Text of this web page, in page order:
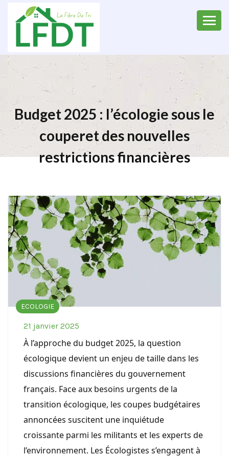
Budget 2025 : l’écologie sous le
couperet des nouvelles
restrictions financières
ECOLOGIE
21 janvier 2025
À l’approche du budget 2025, la question
écologique devient un enjeu de taille dans les
discussions financières du gouvernement
français. Face aux besoins urgents de la
transition écologique, les coupes budgétaires
annoncées suscitent une inquiétude
croissante parmi les militants et les experts de
l’environnement. Les Écologistes s’engagent à